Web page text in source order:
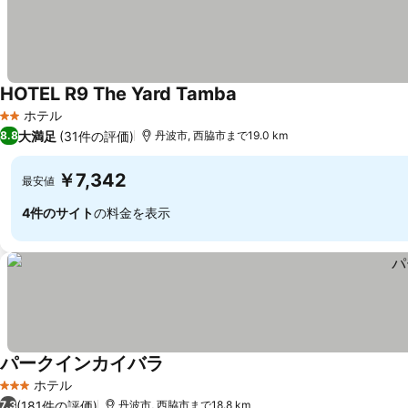
2 ホテルのランク
ホテル
HOTEL R9 The Yard Tamba
8.8大満足 (31件の評価) 丹波市, 西脇市まで19.0 km
最安値 ￥7,342
4件のサイトの料金を表示
3 ホテルのランク
ホテル
パークインカイバラ
7.3 丹波市, 西脇市まで18.8 km